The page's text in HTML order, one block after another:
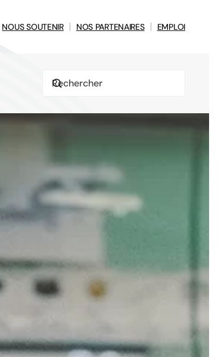
NOUS SOUTENIR NOS PARTENAIRES EMPLOI